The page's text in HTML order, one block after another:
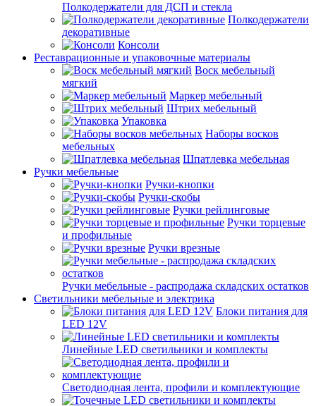
Полкодержатели для ДСП и стекла
Полкодержатели
декоративные
Консоли
Реставрационные и упаковочные материалы
Воск мебельный
мягкий
Маркер мебельный
Штрих мебельный
Упаковка
Наборы восков
мебельных
Шпатлевка мебельная
Ручки мебельные
Ручки-кнопки
Ручки-скобы
Ручки рейлинговые
Ручки торцевые
и профильные
Ручки врезные
Ручки мебельные - распродажа складских остатков
Светильники мебельные и электрика
Блоки питания для
LED 12V
Линейные LED светильники и комплекты
Светодиодная лента, профили и комплектующие